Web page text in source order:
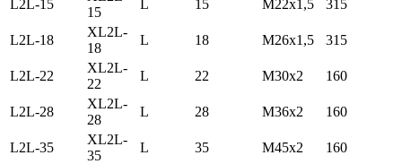
L2L-15
15
L 15 M22x1,5 315
L2L-18
ХL2L-
18
L 18 M26x1,5 315
L2L-22
ХL2L-
22
L 22 M30x2 160
L2L-28
ХL2L-
28
L 28 M36x2 160
L2L-35
ХL2L-
35
L 35 M45x2 160